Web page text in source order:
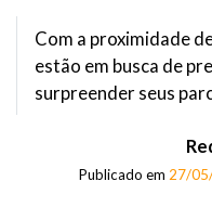
Com a proximidade
estão em busca de
surpreender seus
Publicado em 27/